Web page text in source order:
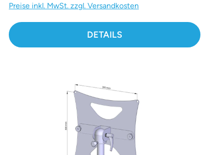
Preise inkl. MwSt. zzgl. Versandkosten
DETAILS